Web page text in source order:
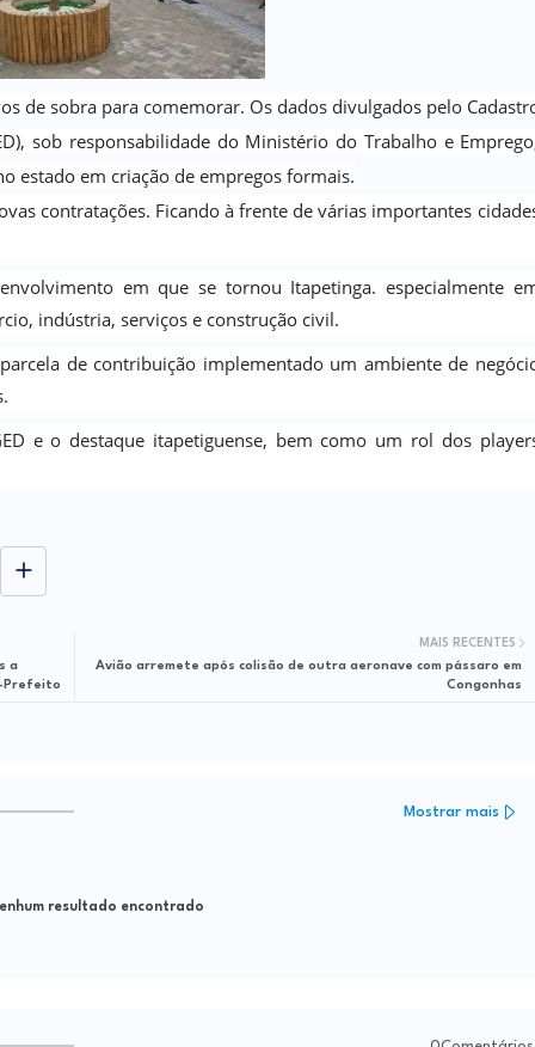
de sobra para comemorar. Os dados divulgados pelo
sob responsabilidade do Ministério do Trabalho e
estado em criação de empregos formais.
contratações. Ficando à frente de várias importantes
em que se tornou Itapetinga. especialmente
indústria, serviços e construção civil.
de contribuição implementado um ambiente de
e o destaque itapetiguense, bem como um rol dos
MAIS RECENTES
Avião arremete após colisão de outra aeronave com pássaro em
Congonhas
a
Prefeito
Mostrar mais
resultado encontrado